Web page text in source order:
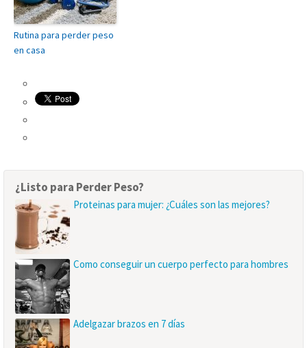
Rutina para perder peso
en casa
¿Listo para Perder Peso?
Proteinas para mujer: ¿Cuáles son las mejores?
Como conseguir un cuerpo perfecto para hombres
Adelgazar brazos en 7 días